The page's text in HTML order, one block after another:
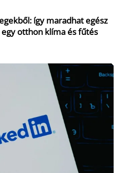
így maradhat egész
otthon klíma és fűtés